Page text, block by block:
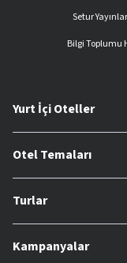
Setur
Bilgi Toplumu
Yurt İçi Oteller
Otel Temaları
Turlar
Kampanyalar